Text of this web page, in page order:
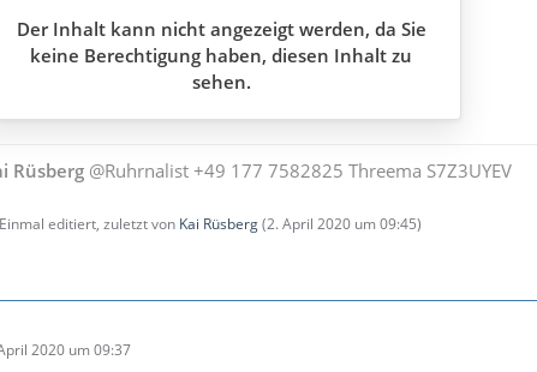
Der Inhalt kann nicht angezeigt werden, da Sie
keine Berechtigung haben, diesen Inhalt zu
sehen.
Rüsberg @Ruhrnalist +49 177 7582825 Threema S7Z3UYEV
Einmal editiert, zuletzt von Kai Rüsberg(2. April 2020 um 09:45)
2020 um 09:37